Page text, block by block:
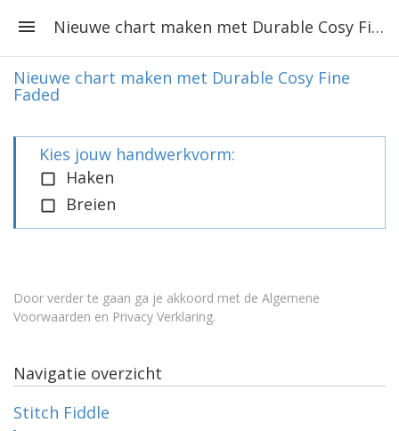
Nieuwe chart maken met Durable Cosy Fine Faded
Nieuwe chart maken met Durable Cosy Fine
Faded
Kies jouw handwerkvorm:
Haken
Breien
Door verder te gaan ga je akkoord met de Algemene
Voorwaarden en Privacy Verklaring.
Navigatie overzicht
Stitch Fiddle